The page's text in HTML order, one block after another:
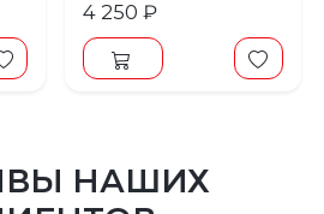
4 250 ₽
НАШИХ